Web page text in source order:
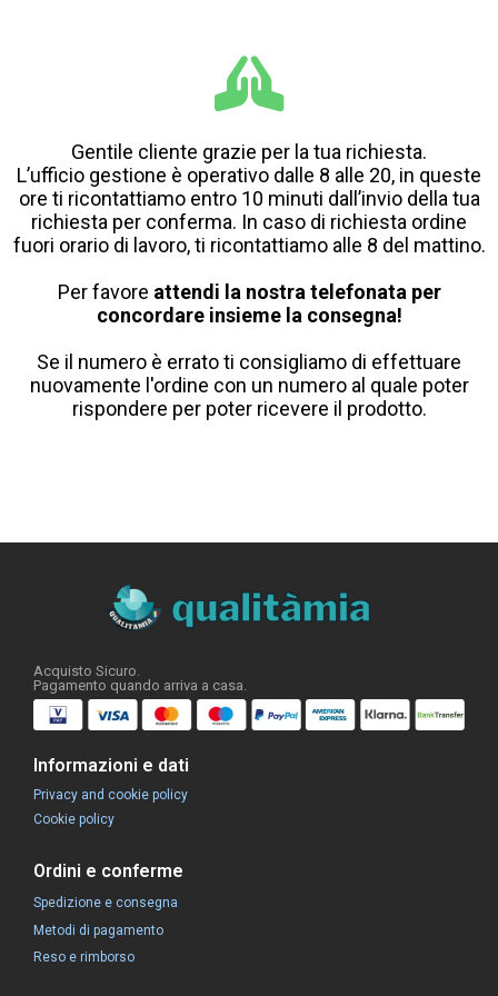
Gentile cliente grazie per la tua richiesta.
L’ufficio gestione è operativo dalle 8 alle 20, in queste
ore ti ricontattiamo entro 10 minuti dall’invio della tua
richiesta per conferma. In caso di richiesta ordine
fuori orario di lavoro, ti ricontattiamo alle 8 del mattino.
Per favore attendi la nostra telefonata per
concordare insieme la consegna!
Se il numero è errato ti consigliamo di effettuare
nuovamente l'ordine con un numero al quale poter
rispondere per poter ricevere il prodotto.
Acquisto Sicuro.
Pagamento quando arriva a casa.
Informazioni e dati
Privacy and cookie policy
Cookie policy
Ordini e conferme
Spedizione e consegna
Metodi di pagamento
Reso e rimborso